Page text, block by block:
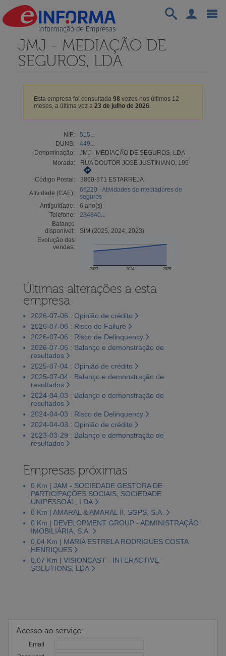
JMJ - MEDIAÇÃO DE
SEGUROS, LDA
Esta empresa foi consultada 98vezes nos últimos 12
meses, a última vez a 23 de julho de 2026.
NIF:
515...
DUNS:
449...
Denominação:
JMJ - MEDIAÇÃO DE SEGUROS, LDA
Morada:
RUA DOUTOR JOSÉ JUSTINIANO, 195
Código Postal:
3860-371 ESTARREJA
Atividade (CAE):
66220 - Atividades de mediadores de
seguros
Antiguidade:
6 ano(s)
Telefone:
234840...
Balanço
disponível:
SIM (2025, 2024, 2023)
Evolução das
vendas:
2023 2024 2025
Últimas alterações a esta
empresa
2026-07-06 : Opinião de crédito
2026-07-06 : Risco de Failure
2026-07-06 : Risco de Delinquency
2026-07-06 : Balanço e demonstração de
resultados
2025-07-04 : Opinião de crédito
2025-07-04 : Balanço e demonstração de
resultados
2024-04-03 : Balanço e demonstração de
resultados
2024-04-03 : Risco de Delinquency
2024-04-03 : Opinião de crédito
2023-03-29 : Balanço e demonstração de
resultados
Empresas próximas
0 Km | JAM - SOCIEDADE GESTORA DE
PARTICIPAÇÕES SOCIAIS, SOCIEDADE
UNIPESSOAL, LDA
0 Km | AMARAL & AMARAL II, SGPS, S.A.
0 Km | DEVELOPMENT GROUP - ADMINISTRAÇÃO
IMOBILIÁRIA, S.A.
0,04 Km | MARIA ESTRELA RODRIGUES COSTA
HENRIQUES
0,07 Km | VISIONCAST - INTERACTIVE
SOLUTIONS, LDA
Acesso ao serviço:
Email